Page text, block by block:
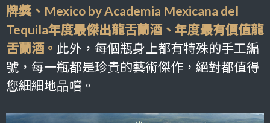
牌獎、Mexico by Academia Mexicana del
Tequila年度最傑出龍舌蘭酒、年度最有價值龍
舌蘭酒。 此外，每個瓶身上都有特殊的手工編
號，每一瓶都是珍貴的藝術傑作，絕對都值得
您細細地品嚐。